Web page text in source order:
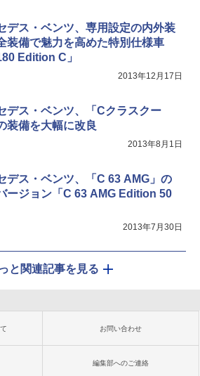
デス・ベンツ、専用設定の内外装
装備で魅力を高めた特別仕様車
Edition C」
2013年12月17日
デス・ベンツ、「Cクラスクー
装備を大幅に改良
2013年8月1日
デス・ベンツ、「C 63 AMG」の
ージョン「C 63 AMG Edition 50
2013年7月30日
と関連記事を見る
お問い合わせ
編集部へのご連絡